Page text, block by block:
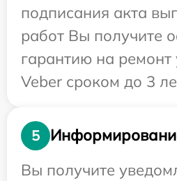
подписания акта
работ Вы получите
гарантию на ремонт
Veber сроком до 3
5
Вы получите